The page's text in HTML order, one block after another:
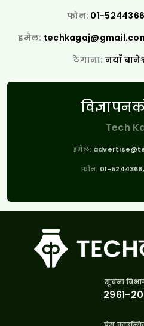
फोन: 01-
इमेल:
ठेगाना: नयाँ
Tech
इमेल:
फोन: 01-
सूचना
२९६१-